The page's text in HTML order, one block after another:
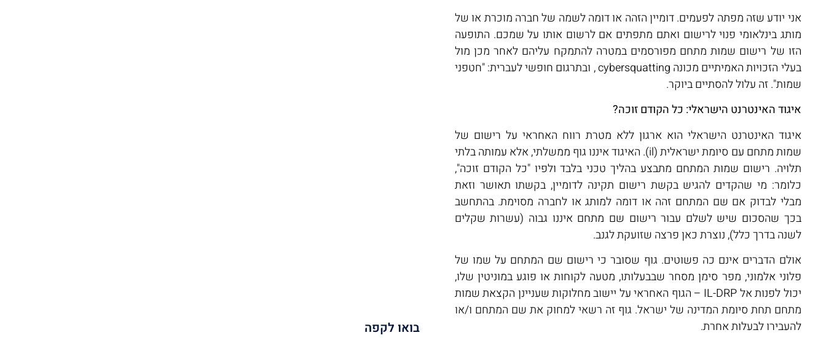
אני יודע שזה מפתה לפעמים. דומיין הזהה או דומה לשמה של חברה מוכרת או של
מותג בינלאומי פנוי לרישום ואתם מתפתים אם לרשום אותו על שמכם. התופעה
הזו של רישום שמות מתחם מפורסמים במטרה להתמקח עליהם לאחר מכן מול
בעלי הזכויות האמיתיים מכונה cybersquatting , ובתרגום חופשי לעברית: "חטפני
שמות". זה עלול להסתיים ביוקר.
איגוד האינטרנט הישראלי: כל הקודם זוכה?
איגוד האינטרנט הישראלי הוא ארגון ללא מטרת רווח האחראי על רישום של
שמות מתחם עם סיומת ישראלית (il). האיגוד איננו גוף ממשלתי, אלא עמותה בלתי
תלויה. רישום שמות המתחם מתבצע בהליך טכני בלבד ולפיו "כל הקודם זוכה",
כלומר: מי שהקדים להגיש בקשת רישום תקינה לדומיין, בקשתו תאושר וזאת
מבלי לבדוק אם שם המתחם זהה או דומה למותג או לחברה מסוימת. בהתחשב
בכך שהסכום שיש לשלם עבור רישום שם מתחם איננו גבוה (עשרות שקלים
לשנה בדרך כלל), נוצרת כאן פרצה שזועקת לגנב.
אולם הדברים אינם כה פשוטים. גוף שסובר כי רישום שם המתחם על שמו של
פלוני אלמוני, מפר סימן מסחר שבבעלותו, מטעה לקוחות או פוגע במוניטין שלו,
יכול לפנות אל IL-DRP – הגוף האחראי על יישוב מחלוקות שעניינן הקצאת שמות
מתחם תחת סיומת המדינה של ישראל. גוף זה רשאי למחוק את שם המתחם ו/או
להעבירו לבעלות אחרת.
בואו לקפה